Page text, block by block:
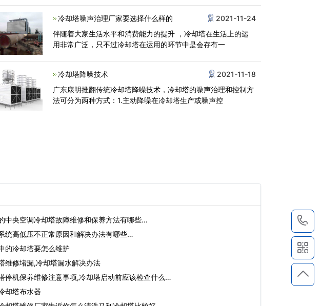
冷却塔噪声治理厂家要选择什么样的
2021-11-24
伴随着大家生活水平和消费能力的提升 ，冷却塔在生活上的运
用非常广泛，只不过冷却塔在运用的环节中是会存有一
冷却塔降噪技术
2021-11-18
广东康明推翻传统冷却塔降噪技术，冷却塔的噪声治理和控制方
法可分为两种方式：1.主动降噪在冷却塔生产或噪声控
中央空调冷却塔故障维修和保养方法有哪些…
统高低压不正常原因和解决办法有哪些…
的冷却塔要怎么维护
维修堵漏,冷却塔漏水解决办法
停机保养维修注意事项,冷却塔启动前应该检查什么…
却塔布水器